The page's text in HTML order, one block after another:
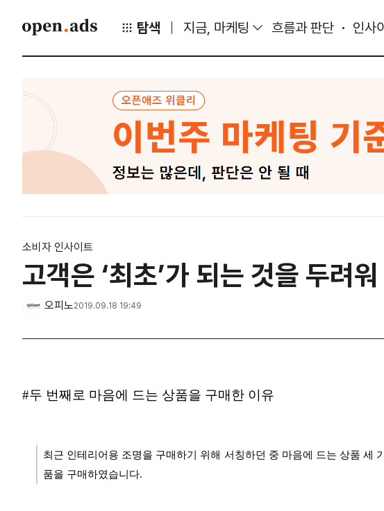
탐색 지금, 마케팅 흐름과 판단 인사
소비자 인사이트
고객은 ‘최초’가 되는 것을 두려
오피노2019.09.18 19:49
#두 번째로 마음에 드는 상품을 구매한 이유
최근 인테리어용 조명을 구매하기 위해 서칭하던 중 마음에 드는 상품 세
품을 구매하였습니다.